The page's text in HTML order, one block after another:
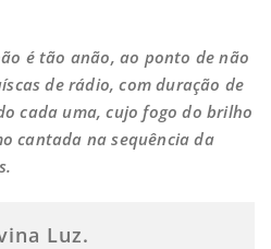
é tão anão, ao ponto de não
de rádio, com duração de
cada uma, cujo fogo do brilho
cantada na sequência da
Luz.